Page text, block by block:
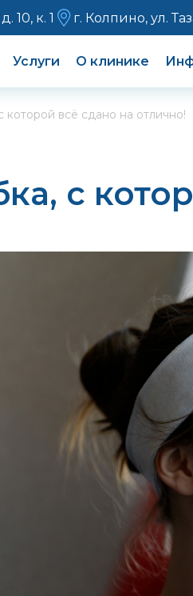
10, к. 1 г. Колпино, ул.
Услуги О клинике
которой всё сдано на отлично!
с